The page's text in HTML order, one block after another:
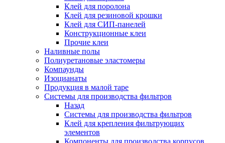
Клей для поролона
Клей для резиновой крошки
Клей для СИП-панелей
Конструкционные клеи
Прочие клеи
Наливные полы
Полиуретановые эластомеры
Компаунды
Изоцианаты
Продукция в малой таре
Системы для производства фильтров
Назад
Системы для производства фильтров
Клей для крепления фильтрующих
элементов
Компоненты для производства корпусов